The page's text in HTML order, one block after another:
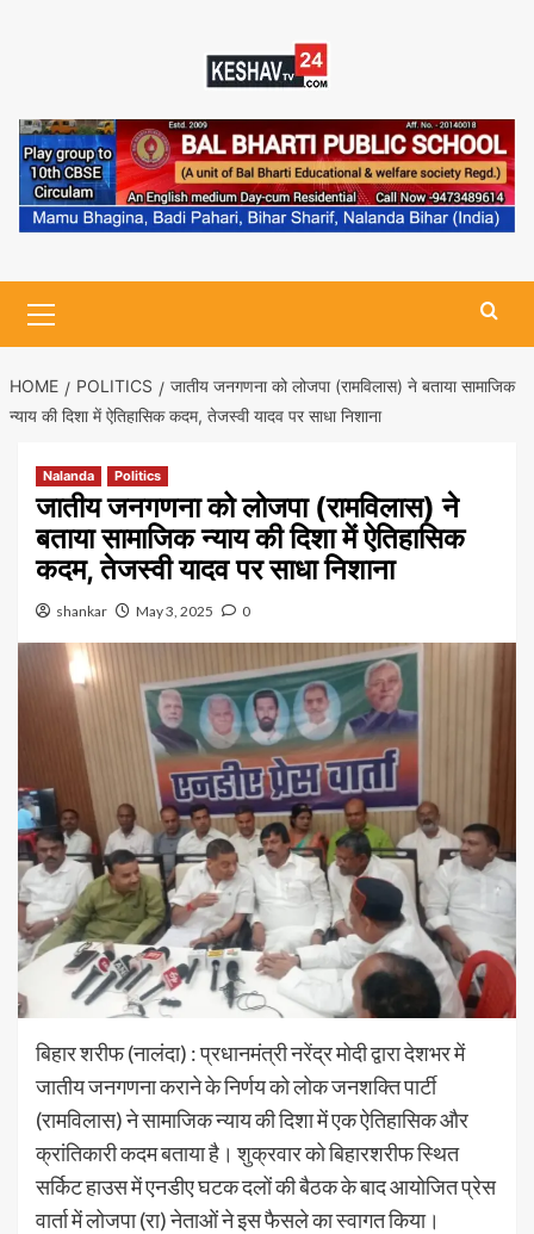
Menu
HOME POLITICS
जातीय जनगणना को लोजपा (रामविलास) ने बताया सामाजिक
न्याय की दिशा में ऐतिहासिक कदम, तेजस्वी यादव पर साधा निशाना
Nalanda Politics
जातीय जनगणना को लोजपा (रामविलास) ने
बताया सामाजिक न्याय की दिशा में ऐतिहासिक
कदम, तेजस्वी यादव पर साधा निशाना
shankar May 3, 2025 0
बिहार शरीफ (नालंदा) : प्रधानमंत्री नरेंद्र मोदी द्वारा देशभर में
जातीय जनगणना कराने के निर्णय को लोक जनशक्ति पार्टी
(रामविलास) ने सामाजिक न्याय की दिशा में एक ऐतिहासिक और
क्रांतिकारी कदम बताया है। शुक्रवार को बिहारशरीफ स्थित
सर्किट हाउस में एनडीए घटक दलों की बैठक के बाद आयोजित प्रेस
वार्ता में लोजपा (रा) नेताओं ने इस फैसले का स्वागत किया।